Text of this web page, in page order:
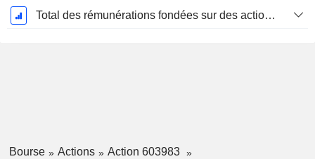
Total des rémunérations fondées sur des actions
Bourse Actions
Action 603983